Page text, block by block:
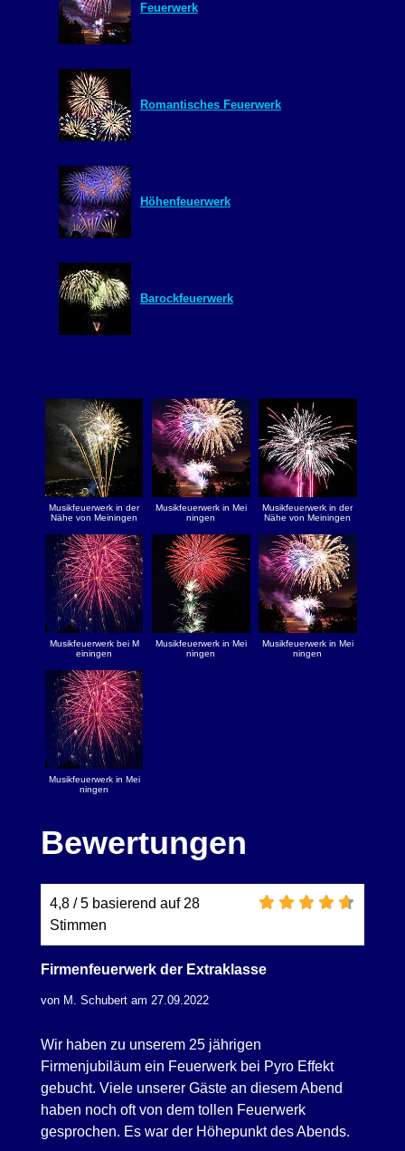
Feuerwerk
Romantisches Feuerwerk
Höhenfeuerwerk
Barockfeuerwerk
Musikfeuerwerk in der
Nähe von Meiningen
Musikfeuerwerk in Mei
ningen
Musikfeuerwerk in der
Nähe von Meiningen
Musikfeuerwerk bei M
einingen
Musikfeuerwerk in Mei
ningen
Musikfeuerwerk in Mei
ningen
Musikfeuerwerk in Mei
ningen
Bewertungen
4,8 / 5 basierend auf 28
Stimmen
Firmenfeuerwerk der Extraklasse
von M. Schubert am 27.09.2022
Wir haben zu unserem 25 jährigen
Firmenjubiläum ein Feuerwerk bei Pyro Effekt
gebucht. Viele unserer Gäste an diesem Abend
haben noch oft von dem tollen Feuerwerk
gesprochen. Es war der Höhepunkt des Abends.